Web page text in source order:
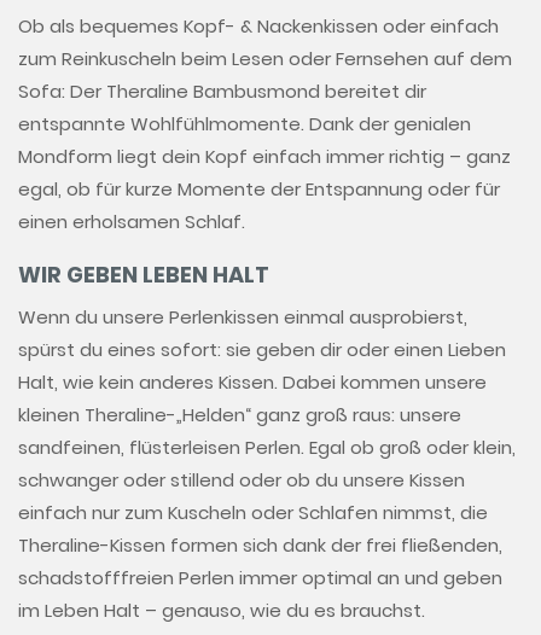
Ob als bequemes Kopf- & Nackenkissen oder einfach
zum Reinkuscheln beim Lesen oder Fernsehen auf dem
Sofa: Der Theraline Bambusmond bereitet dir
entspannte Wohlfühlmomente. Dank der genialen
Mondform liegt dein Kopf einfach immer richtig – ganz
egal, ob für kurze Momente der Entspannung oder für
einen erholsamen Schlaf.
WIR GEBEN LEBEN HALT
Wenn du unsere Perlenkissen einmal ausprobierst,
spürst du eines sofort: sie geben dir oder einen Lieben
Halt, wie kein anderes Kissen. Dabei kommen unsere
kleinen Theraline-„Helden“ ganz groß raus: unsere
sandfeinen, flüsterleisen Perlen. Egal ob groß oder klein,
schwanger oder stillend oder ob du unsere Kissen
einfach nur zum Kuscheln oder Schlafen nimmst, die
Theraline-Kissen formen sich dank der frei fließenden,
schadstofffreien Perlen immer optimal an und geben
im Leben Halt – genauso, wie du es brauchst.